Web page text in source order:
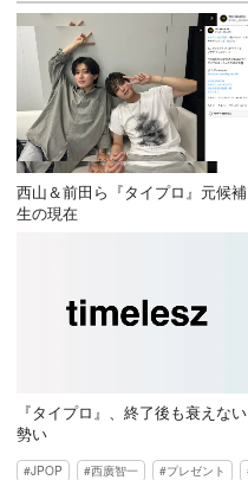
西山＆前田ら『タイプロ』元候補
生の現在
『タイプロ』、終了後も衰えない
勢い
JPOP 西廣智一 プレゼント